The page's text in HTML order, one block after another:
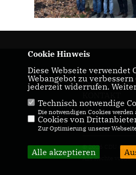
IMPRESSUM
© 2026 CDU
Alle Rechte
Cookie Hinweis
Diese Webseite verwendet
Webangebot zu
jederzeit widerrufen.
Technisch notwendige
Die notwendigen Cookies
Cookies von
Zur Optimierung unserer
Alle akzeptieren